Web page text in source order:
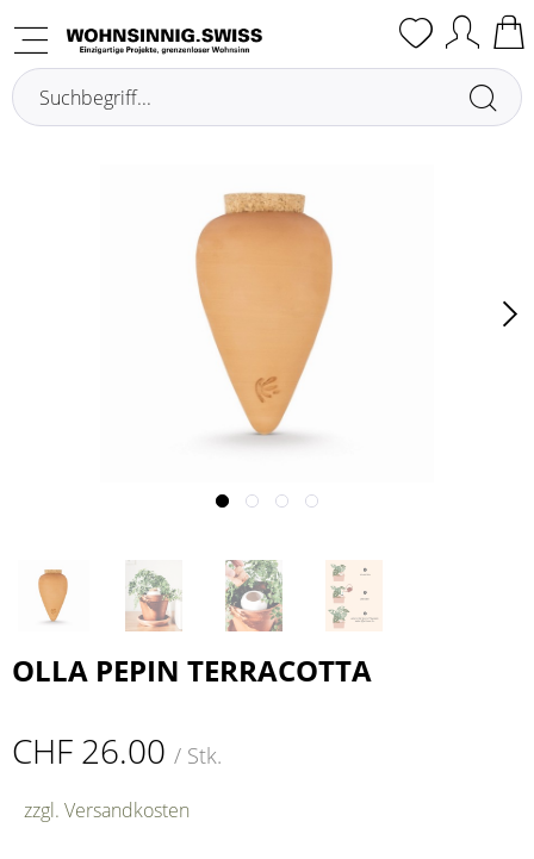
Übersicht
OLLA PEPIN TERRACOTTA
CHF 26.00 / Stk.
zzgl. Versandkosten